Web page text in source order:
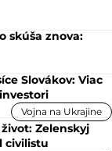
skúša znova:
Slovákov: Viac
Vojna na Ukrajine
Zelenskyj
civilistu